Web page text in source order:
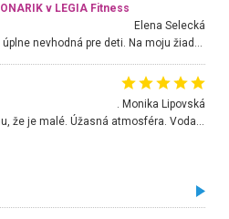
v LEGIA Fitness
Elena Selecká
. Monika Lipovská
Úžasné prostredie, napriek tomu, že je malé. Úžasná atmosféra. Voda fantastická a nádherná. Ľudí je pomerne veľa, ale su mili a ohľaduplní. Je veľmi zaujímavé sledovať, ako dokážu spolu športovať cudzí ľudia a bez ohľadu na vek. Vládne tu pohoda. Vnuka neviem dostať z vody. Ďakujem za krásny deň . Urcite sa sem vrátim. Jediný problém je s parkovaním, ale aj ten sa mi podarilo vyriešiť. Monika Bratislava